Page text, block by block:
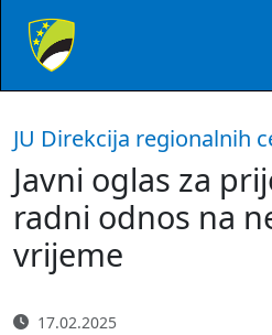
JU Direkcija regionalnih
Javni oglas za
radni odnos na
vrijeme
17.02.2025